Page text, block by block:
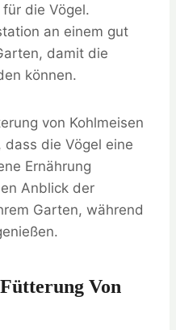
die Vögel.
an einem gut
damit die
können.
von Kohlmeisen
dass die Vögel eine
Ernährung
Anblick der
Garten, während
Von